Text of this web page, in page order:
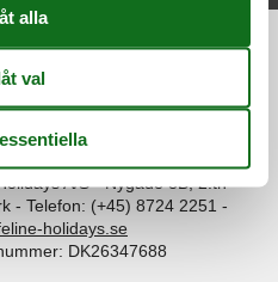
Cookies
A/S-Nygade 8B, 2.th -
- Telefon: (+45) 8724 2251 -
holidays.se
DK26347688